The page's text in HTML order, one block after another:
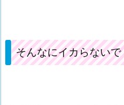
そんなにイカらないで